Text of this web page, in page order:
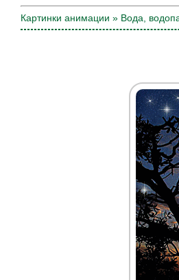
Картинки анимации » Вода,